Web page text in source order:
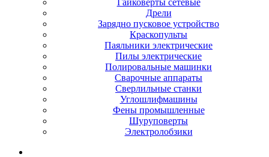
Гайковерты сетевые
Дрели
Зарядно пусковое устройство
Краскопульты
Паяльники электрические
Пилы электрические
Полировальные машинки
Сварочные аппараты
Сверлильные станки
Углошлифмашины
Фены промышленные
Шуруповерты
Электролобзики